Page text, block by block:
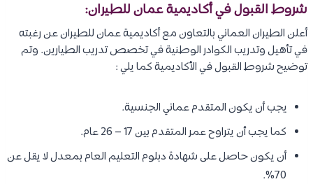
شروط القبول في أكاديمية عمان للطيران:
أعلن الطيران العماني بالتعاون مع أكاديمية عمان للطيران عن رغبته
في تأهيل وتدريب الكوادر الوطنية في تخصص تدريب الطيارين. وتم
توضيح شروط القبول في الأكاديمية كما يلي :
يجب أن يكون المتقدم عماني الجنسية.
كما يجب أن يتراوح عمر المتقدم بين 17 – 26 عام.
أن يكون حاصل على شهادة دبلوم التعليم العام بمعدل لا يقل عن
70%.